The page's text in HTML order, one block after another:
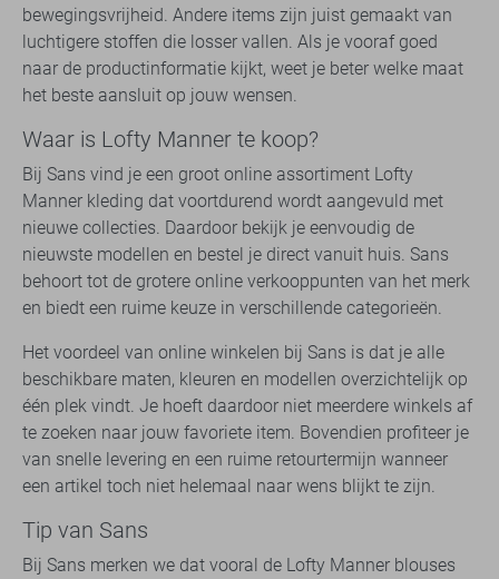
bewegingsvrijheid. Andere items zijn juist gemaakt van
luchtigere stoffen die losser vallen. Als je vooraf goed
naar de productinformatie kijkt, weet je beter welke maat
het beste aansluit op jouw wensen.
Waar is Lofty Manner te koop?
Bij Sans vind je een groot online assortiment Lofty
Manner kleding dat voortdurend wordt aangevuld met
nieuwe collecties. Daardoor bekijk je eenvoudig de
nieuwste modellen en bestel je direct vanuit huis. Sans
behoort tot de grotere online verkooppunten van het merk
en biedt een ruime keuze in verschillende categorieën.
Het voordeel van online winkelen bij Sans is dat je alle
beschikbare maten, kleuren en modellen overzichtelijk op
één plek vindt. Je hoeft daardoor niet meerdere winkels af
te zoeken naar jouw favoriete item. Bovendien profiteer je
van snelle levering en een ruime retourtermijn wanneer
een artikel toch niet helemaal naar wens blijkt te zijn.
Tip van Sans
Bij Sans merken we dat vooral de Lofty Manner blouses